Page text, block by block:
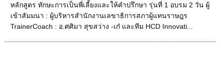
หลักสูตร ทักษะการเป็นพี่เลี้ยงและให้คำปรึกษา รุ่นที่ 1 อบรม 2 วัน ผู้
เข้าสัมมนา : ผู้บริหารสำนักงานเลขาธิการสภาผู้แทนราษฎร
TrainerCoach : อ.ศศิมา สุขสว่าง -เก๋ และทีม HCD Innovati...